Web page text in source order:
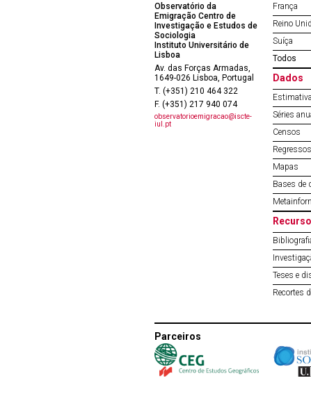
Observatório da
Emigração Centro de
Investigação e Estudos de
Sociologia
Instituto Universitário de
Lisboa
Av. das Forças Armadas,
1649-026 Lisboa, Portugal
T. (+351) 210 464 322
F. (+351) 217 940 074
observatorioemigracao@iscte-
iul.pt
França
Reino
Suíça
Todos
Dados
Séries
Censos
Mapas
Bases de
Teses e
Recortes
Parceiros